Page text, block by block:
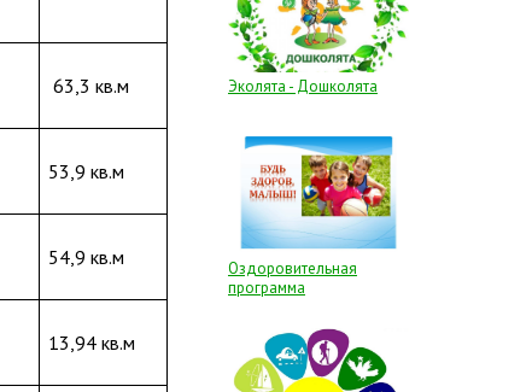
63,3 кв.м
53,9 кв.м
54,9 кв.м
13,94 кв.м
Эколята - Дошколята
Оздоровительная
программа